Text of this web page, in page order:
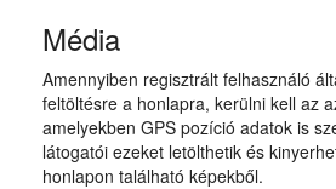
Média
Amennyiben regisztrált felhasználó
feltöltésre a honlapra, kerülni kell az
amelyekben GPS pozíció adatok is
látogatói ezeket letölthetik és
honlapon található képekből.